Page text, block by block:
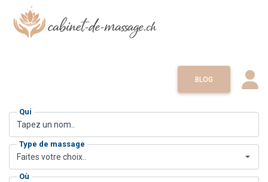
BLOG
Qui
Type de massage
Faites votre choix..
Où